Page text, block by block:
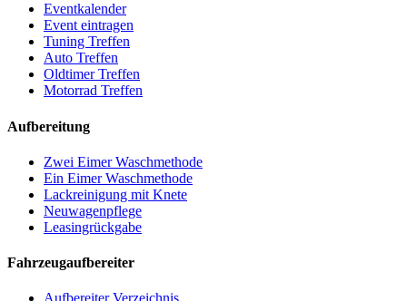
Eventkalender
Event eintragen
Tuning Treffen
Auto Treffen
Oldtimer Treffen
Motorrad Treffen
Aufbereitung
Zwei Eimer Waschmethode
Ein Eimer Waschmethode
Lackreinigung mit Knete
Neuwagenpflege
Leasingrückgabe
Fahrzeugaufbereiter